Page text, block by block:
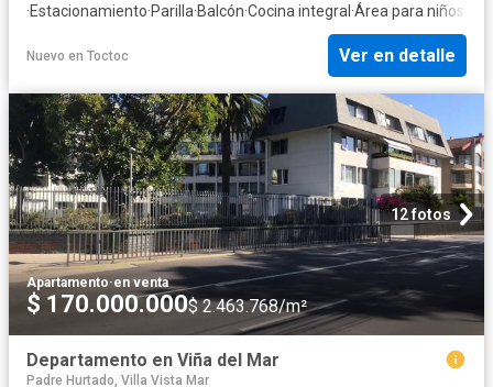
·Estacionamiento·Parilla·Balcón·Cocina integral ·Área para niños
Nuevo en Toctoc Ver en detalle
12 fotos
Apartamento·en venta
$ 170.000.000$ 2.463.768/m²
Departamento en Viña del Mar
Padre Hurtado, Villa Vista Mar